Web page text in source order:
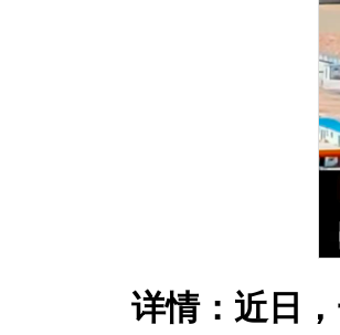
详情： 近日